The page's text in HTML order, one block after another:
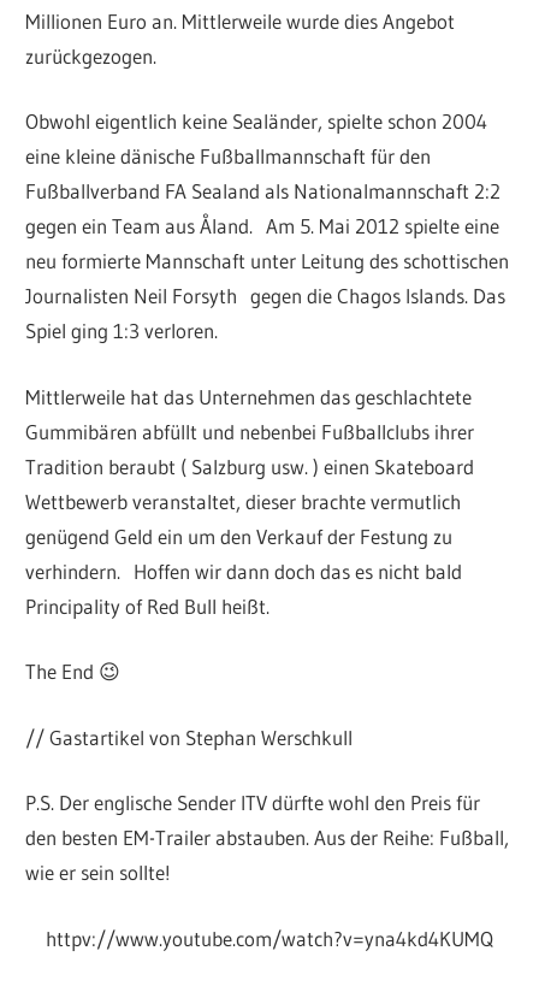
Millionen Euro an. Mittlerweile wurde dies Angebot
zurückgezogen.
Obwohl eigentlich keine Sealänder, spielte schon 2004
eine kleine dänische Fußballmannschaft für den
Fußballverband FA Sealand als Nationalmannschaft 2:2
gegen ein Team aus Åland. Am 5. Mai 2012 spielte eine
neu formierte Mannschaft unter Leitung des schottischen
Journalisten Neil Forsyth gegen die Chagos Islands. Das
Spiel ging 1:3 verloren.
Mittlerweile hat das Unternehmen das geschlachtete
Gummibären abfüllt und nebenbei Fußballclubs ihrer
Tradition beraubt ( Salzburg usw. ) einen Skateboard
Wettbewerb veranstaltet, dieser brachte vermutlich
genügend Geld ein um den Verkauf der Festung zu
verhindern. Hoffen wir dann doch das es nicht bald
Principality of Red Bull heißt.
The End 😉
// Gastartikel von Stephan Werschkull
P.S. Der englische Sender ITV dürfte wohl den Preis für
den besten EM-Trailer abstauben. Aus der Reihe: Fußball,
wie er sein sollte!
httpv://www.youtube.com/watch?v=yna4kd4KUMQ